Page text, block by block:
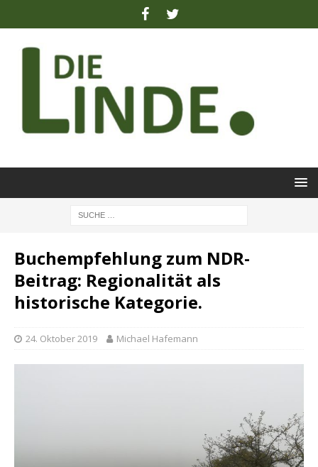
Buchempfehlung zum NDR-
Beitrag: Regionalität als
historische Kategorie.
24. Oktober 2019 Michael Hafemann